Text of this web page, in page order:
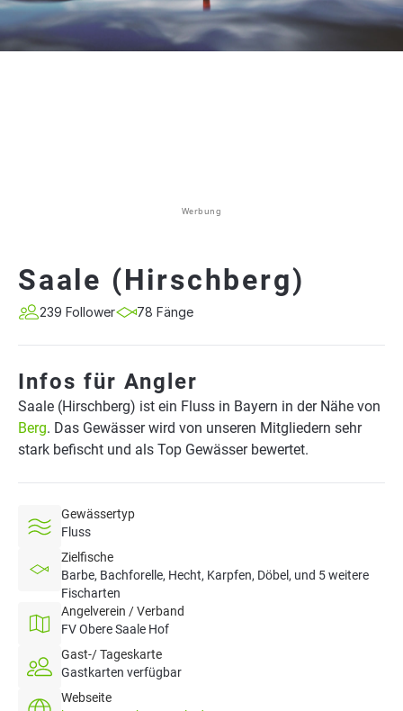
Werbung
Saale (Hirschberg)
239 Follower 78 Fänge
Infos für Angler
Saale (Hirschberg) ist ein Fluss in Bayern in der Nähe von
Berg. Das Gewässer wird von unseren Mitgliedern sehr
stark befischt und als Top Gewässer bewertet.
Gewässertyp
Fluss
Zielfische
Barbe, Bachforelle, Hecht, Karpfen, Döbel, und 5 weitere
Fischarten
Angelverein / Verband
FV Obere Saale Hof
Gast-/ Tageskarte
Gastkarten verfügbar
Webseite